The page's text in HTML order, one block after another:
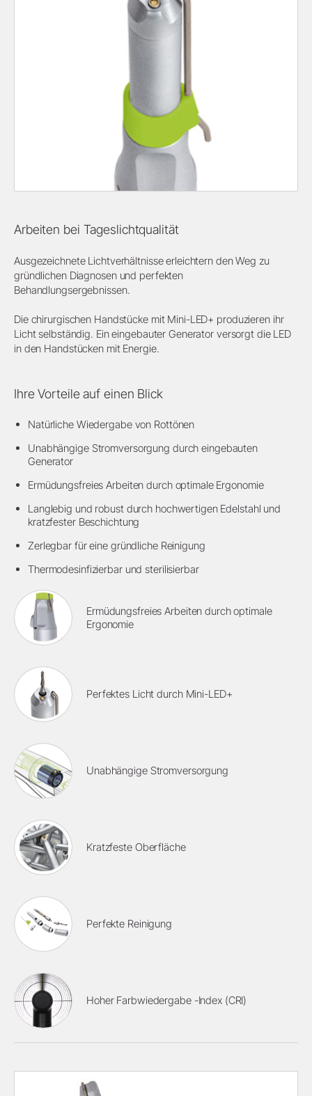
Arbeiten bei Tageslichtqualität
Ausgezeichnete Lichtverhältnisse erleichtern den Weg zu
gründlichen Diagnosen und perfekten
Behandlungsergebnissen.
Die chirurgischen Handstücke mit Mini-LED+ produzieren ihr
Licht selbständig. Ein eingebauter Generator versorgt die LED
in den Handstücken mit Energie.
Ihre Vorteile auf einen Blick
Natürliche Wiedergabe von Rottönen
Unabhängige Stromversorgung durch eingebauten
Generator
Ermüdungsfreies Arbeiten durch optimale Ergonomie
Langlebig und robust durch hochwertigen Edelstahl und
kratzfester Beschichtung
Zerlegbar für eine gründliche Reinigung
Thermodesinfizierbar und sterilisierbar
Ermüdungsfreies Arbeiten durch optimale
Ergonomie
Perfektes Licht durch Mini-LED+
Unabhängige Stromversorgung
Kratzfeste Oberfläche
Perfekte Reinigung
Hoher Farbwiedergabe -Index (CRI)